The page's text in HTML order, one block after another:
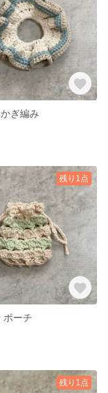
ぎ編み
残り1点
ポーチ
残り1点